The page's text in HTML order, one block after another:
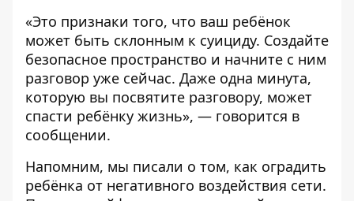
«Это признаки того, что ваш ребёнок
может быть склонным к суициду. Создайте
безопасное пространство и начните с ним
разговор уже сейчас. Даже одна минута,
которую вы посвятите разговору, может
спасти ребёнку жизнь», — говорится в
сообщении.
Напомним, мы писали о том, как оградить
ребёнка от негативного воздействия сети.